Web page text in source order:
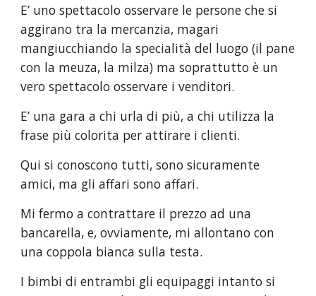
E’ uno spettacolo osservare le persone che si
aggirano tra la mercanzia, magari
mangiucchiando la specialità del luogo (il pane
con la meuza, la milza) ma soprattutto è un
vero spettacolo osservare i venditori.
E’ una gara a chi urla di più, a chi utilizza la
frase più colorita per attirare i clienti.
Qui si conoscono tutti, sono sicuramente
amici, ma gli affari sono affari.
Mi fermo a contrattare il prezzo ad una
bancarella, e, ovviamente, mi allontano con
una coppola bianca sulla testa.
I bimbi di entrambi gli equipaggi intanto si